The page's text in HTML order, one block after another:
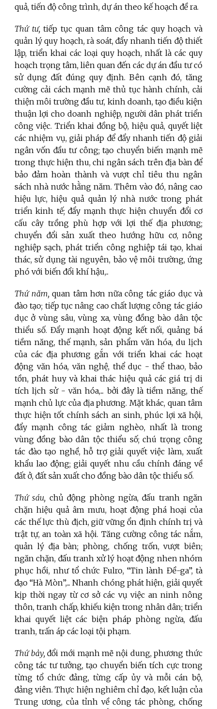
quả, tiến độ công trình, dự án theo kế hoạch đề ra.
Thứ tư, tiếp tục quan tâm công tác quy hoạch và
quản lý quy hoạch, rà soát, đẩy nhanh tiến độ thiết
lập, triển khai các loại quy hoạch, nhất là các quy
hoạch trọng tâm, liên quan đến các dự án đầu tư có
sử dụng đất đúng quy định. Bên cạnh đó, tăng
cường cải cách mạnh mẽ thủ tục hành chính, cải
thiện môi trường đầu tư, kinh doanh, tạo điều kiện
thuận lợi cho doanh nghiệp, người dân phát triển
công việc. Triển khai đồng bộ, hiệu quả, quyết liệt
các nhiệm vụ, giải pháp để đẩy nhanh tiến độ giải
ngân vốn đầu tư công; tạo chuyển biến mạnh mẽ
trong thực hiện thu, chi ngân sách trên địa bàn để
bảo đảm hoàn thành và vượt chỉ tiêu thu ngân
sách nhà nước hằng năm. Thêm vào đó, nâng cao
hiệu lực, hiệu quả quản lý nhà nước trong phát
triển kinh tế; đẩy mạnh thực hiện chuyển đổi cơ
cấu cây trồng phù hợp với lợi thế địa phương;
chuyển đổi sản xuất theo hướng hữu cơ, nông
nghiệp sạch, phát triển công nghiệp tái tạo, khai
thác, sử dụng tài nguyên, bảo vệ môi trường, ứng
phó với biến đổi khí hậu,..
Thứ năm, quan tâm hơn nữa công tác giáo dục và
đào tạo; tiếp tục nâng cao chất lượng công tác giáo
dục ở vùng sâu, vùng xa, vùng đồng bào dân tộc
thiểu số. Đẩy mạnh hoạt động kết nối, quảng bá
tiềm năng, thế mạnh, sản phẩm văn hóa, du lịch
của các địa phương gắn với triển khai các hoạt
động văn hóa, văn nghệ, thể dục - thể thao, bảo
tồn, phát huy và khai thác hiệu quả các giá trị di
tích lịch sử - văn hóa,... bởi đây là tiềm năng, thế
mạnh chủ lực của địa phương. Mặt khác, quan tâm
thực hiện tốt chính sách an sinh, phúc lợi xã hội,
đẩy mạnh công tác giảm nghèo, nhất là trong
vùng đồng bào dân tộc thiểu số; chú trọng công
tác đào tạo nghề, hỗ trợ giải quyết việc làm, xuất
khẩu lao động; giải quyết nhu cầu chính đáng về
đất ở, đất sản xuất cho đồng bào dân tộc thiểu số.
Thứ sáu, chủ động phòng ngừa, đấu tranh ngăn
chặn hiệu quả âm mưu, hoạt động phá hoại của
các thế lực thù địch, giữ vững ổn định chính trị và
trật tự, an toàn xã hội. Tăng cường công tác nắm,
quản lý địa bàn; phòng, chống trốn, vượt biên;
ngăn chặn, đấu tranh xử lý hoạt động nhen nhóm
phục hồi, như tổ chức Fulro, “Tin lành Đề-ga”, tà
đạo “Hà Mòn”,... Nhanh chóng phát hiện, giải quyết
kịp thời ngay từ cơ sở các vụ việc an ninh nông
thôn, tranh chấp, khiếu kiện trong nhân dân; triển
khai quyết liệt các biện pháp phòng ngừa, đấu
tranh, trấn áp các loại tội phạm.
Thứ bảy, đổi mới mạnh mẽ nội dung, phương thức
công tác tư tưởng, tạo chuyển biến tích cực trong
từng tổ chức đảng, từng cấp ủy và mỗi cán bộ,
đảng viên. Thực hiện nghiêm chỉ đạo, kết luận của
Trung ương, của tỉnh về công tác phòng, chống